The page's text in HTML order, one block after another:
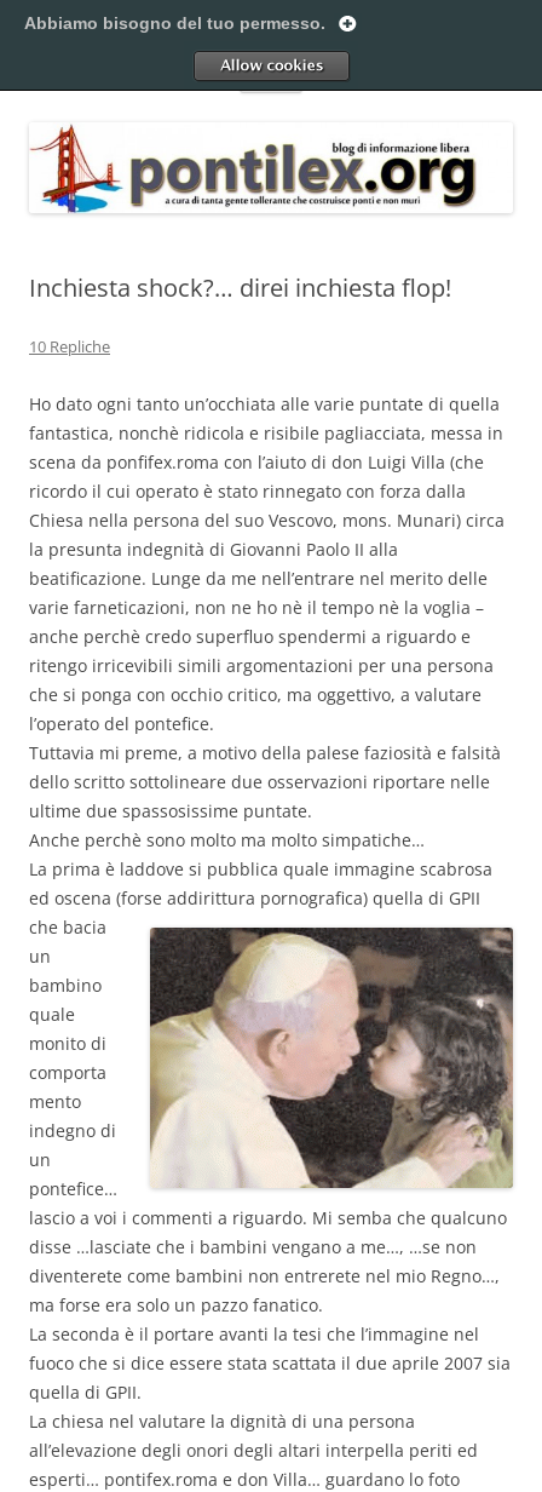
al
Pontilex
Menu
Inchiesta shock?… direi inchiesta flop!
10 Repliche
Ho dato ogni tanto un’occhiata alle varie puntate di quella
fantastica, nonchè ridicola e risibile pagliacciata, messa in
scena da ponfifex.roma con l’aiuto di don Luigi Villa (che
ricordo il cui operato è stato rinnegato con forza dalla
Chiesa nella persona del suo Vescovo, mons. Munari) circa
la presunta indegnità di Giovanni Paolo II alla
beatificazione. Lunge da me nell’entrare nel merito delle
varie farneticazioni, non ne ho nè il tempo nè la voglia –
anche perchè credo superfluo spendermi a riguardo e
ritengo irricevibili simili argomentazioni per una persona
che si ponga con occhio critico, ma oggettivo, a valutare
l’operato del pontefice.
Tuttavia mi preme, a motivo della palese faziosità e falsità
dello scritto sottolineare due osservazioni riportare nelle
ultime due spassosissime puntate.
Anche perchè sono molto ma molto simpatiche…
La prima è laddove si pubblica quale immagine scabrosa
ed oscena (forse addirittura pornografica) quella di GPII
che bacia
un
bambino
quale
monito di
comporta
mento
indegno di
un
pontefice…
lascio a voi i commenti a riguardo. Mi semba che qualcuno
disse …lasciate che i bambini vengano a me…, …se non
diventerete come bambini non entrerete nel mio Regno…,
ma forse era solo un pazzo fanatico.
La seconda è il portare avanti la tesi che l’immagine nel
fuoco che si dice essere stata scattata il due aprile 2007 sia
quella di GPII.
La chiesa nel valutare la dignità di una persona
all’elevazione degli onori degli altari interpella periti ed
esperti… pontifex.roma e don Villa… guardano lo foto
Abbiamo bisogno del tuo permesso.